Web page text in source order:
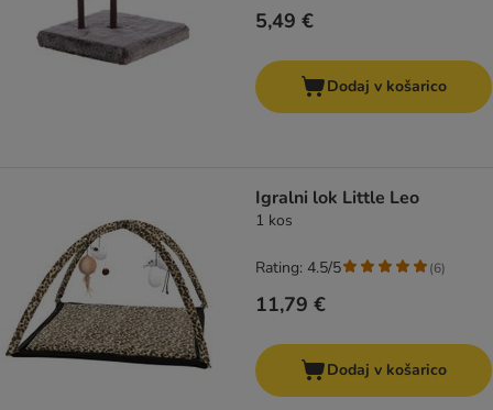
5,49 €
Dodaj v košarico
Igralni lok Little Leo
1 kos
11,79 €
Rating: 4.5/5 (6)
Dodaj v košarico